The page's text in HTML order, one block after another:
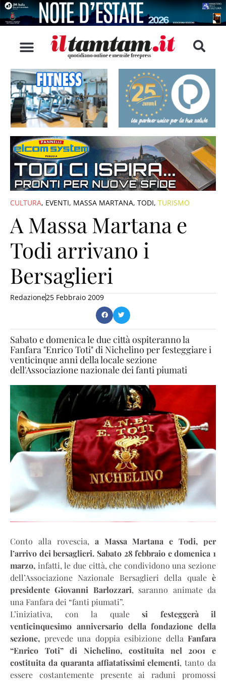
CULTURA, EVENTI, MASSA MARTANA, TODI, TURISMO
A Massa Martana e
Todi arrivano i
Bersaglieri
Redazione25 Febbraio 2009
Sabato e domenica le due città ospiteranno la
Fanfara "Enrico Toti" di Nichelino per festeggiare i
venticinque anni della locale sezione
dell'Associazione nazionale dei fanti piumati
Conto alla rovescia, a Massa Martana e Todi, per
l’arrivo dei bersaglieri. Sabato 28 febbraio e domenica 1
marzo, infatti, le due città, che condividono una sezione
dell’Associazione Nazionale Bersaglieri della quale è
presidente Giovanni Barlozzari, saranno animate da
una Fanfara dei “fanti piumati”.
L’iniziativa, con la quale si festeggerà il
venticinquesimo anniversario della fondazione della
sezione, prevede una doppia esibizione della Fanfara
“Enrico Toti” di Nichelino, costituita nel 2001 e
costituita da quaranta affiatatissimi elementi, tanto da
essere costantemente presente ai raduni promossi